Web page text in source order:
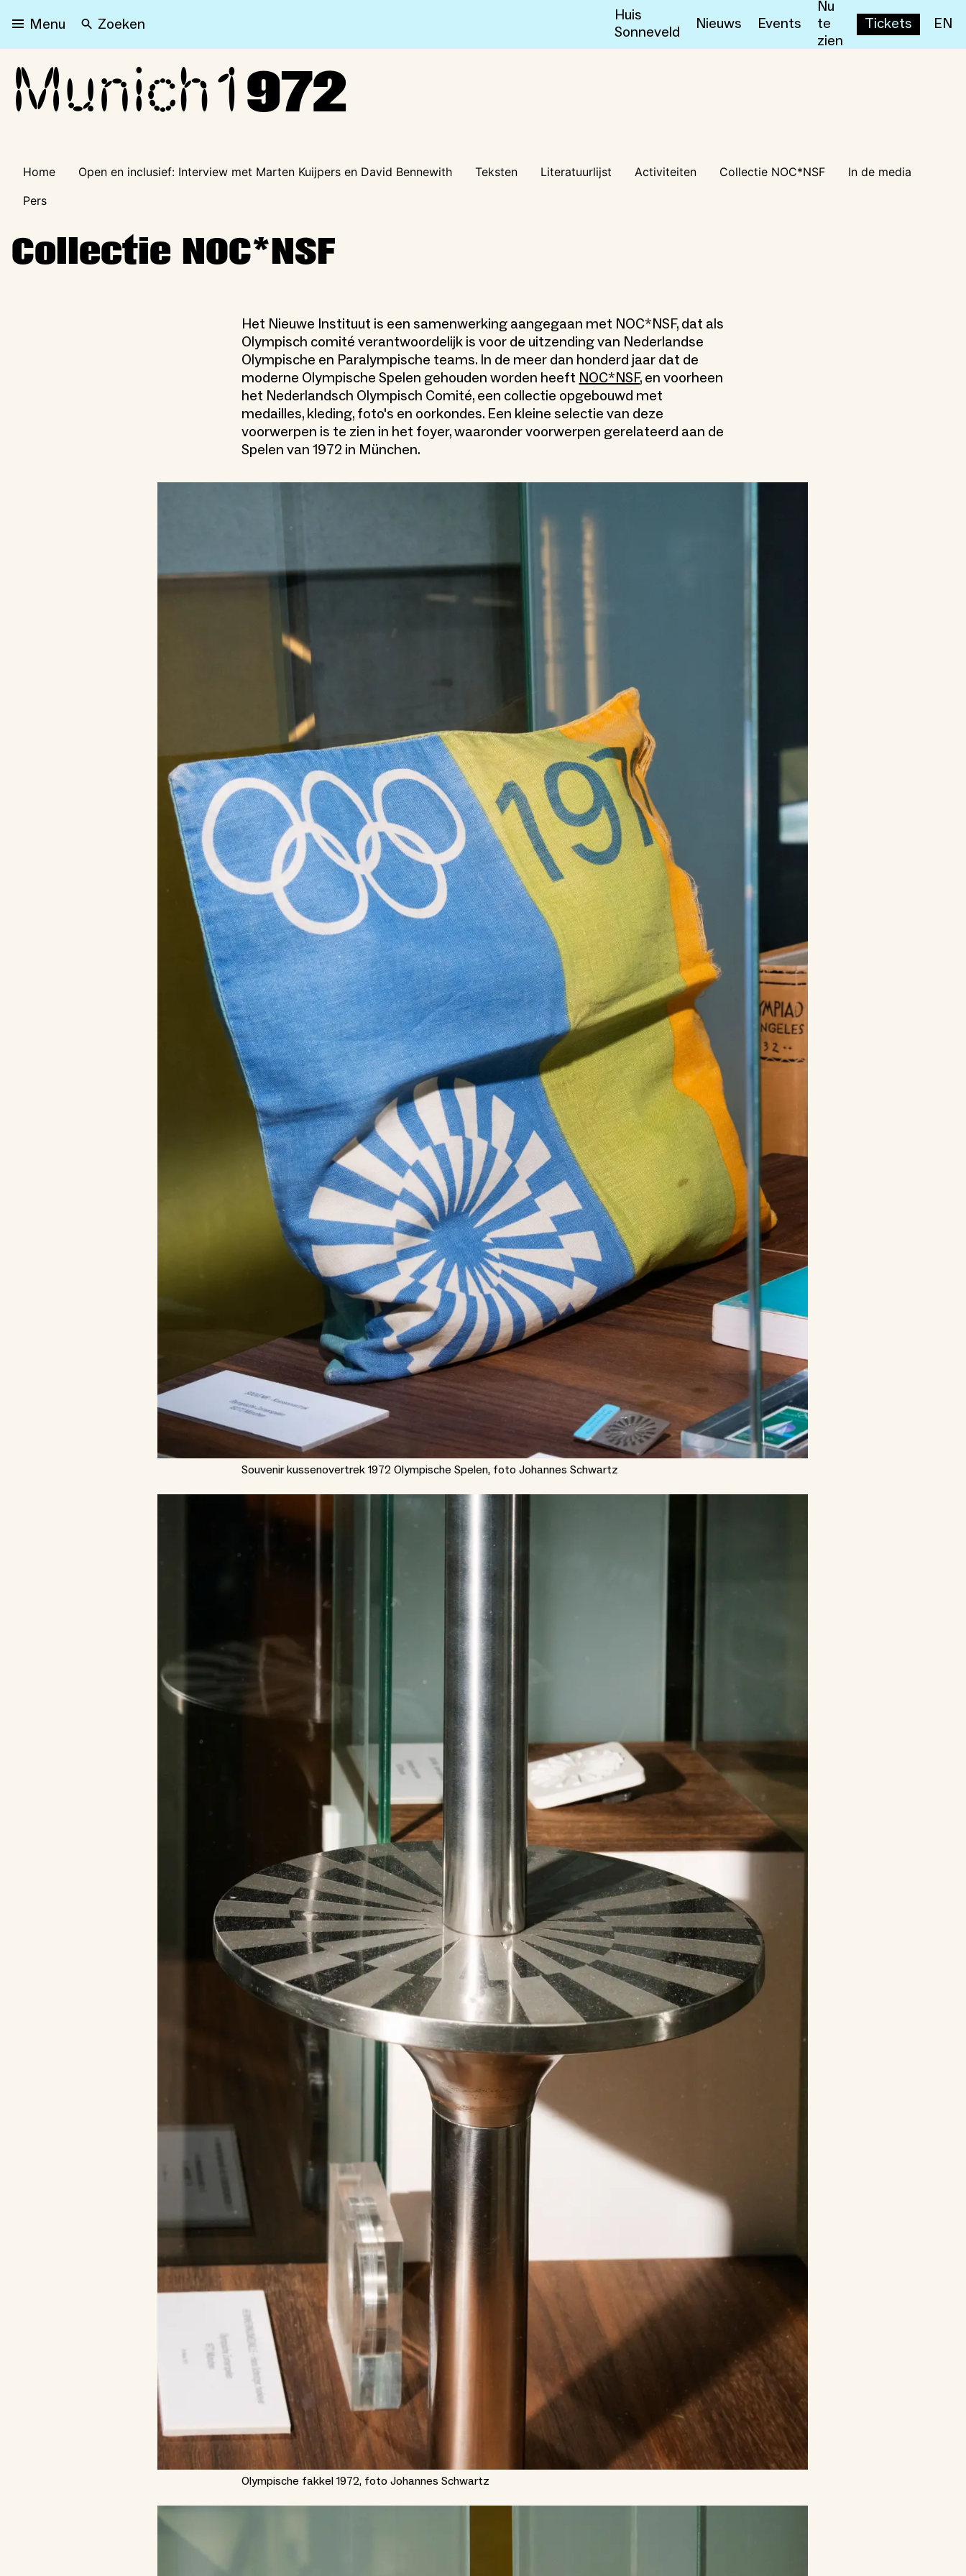
Menu Zoeken
Huis
Sonneveld
Nieuws Events
Nu
te
zien
Tickets EN
Munich1972
Munich1972
Home Open en inclusief: Interview met Marten Kuijpers en David Bennewith Teksten Literatuurlijst Activiteiten Collectie NOC*NSF
In de media
Pers
Collectie NOC*NSF
Het Nieuwe Instituut is een samenwerking aangegaan met NOC*NSF, dat als
Olympisch comité verantwoordelijk is voor de uitzending van Nederlandse
Olympische en Paralympische teams. In de meer dan honderd jaar dat de
moderne Olympische Spelen gehouden worden heeft NOC*NSF, en voorheen
het Nederlandsch Olympisch Comité, een collectie opgebouwd met
medailles, kleding, foto's en oorkondes. Een kleine selectie van deze
voorwerpen is te zien in het foyer, waaronder voorwerpen gerelateerd aan de
Spelen van 1972 in München.
Souvenir kussenovertrek 1972 Olympische Spelen, foto Johannes Schwartz
Olympische fakkel 1972, foto Johannes Schwartz